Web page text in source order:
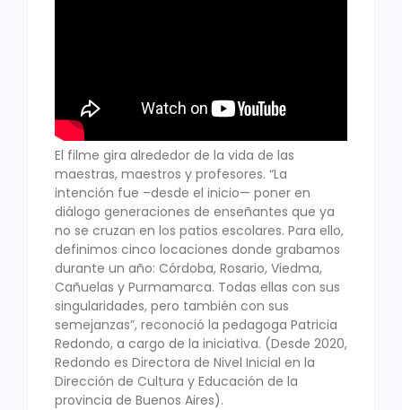
El filme gira alrededor de la vida de las
maestras, maestros y profesores. “La
intención fue –desde el inicio— poner en
diálogo generaciones de enseñantes que ya
no se cruzan en los patios escolares. Para ello,
definimos cinco locaciones donde grabamos
durante un año: Córdoba, Rosario, Viedma,
Cañuelas y Purmamarca. Todas ellas con sus
singularidades, pero también con sus
semejanzas”, reconoció la pedagoga Patricia
Redondo, a cargo de la iniciativa. (Desde 2020,
Redondo es Directora de Nivel Inicial en la
Dirección de Cultura y Educación de la
provincia de Buenos Aires).